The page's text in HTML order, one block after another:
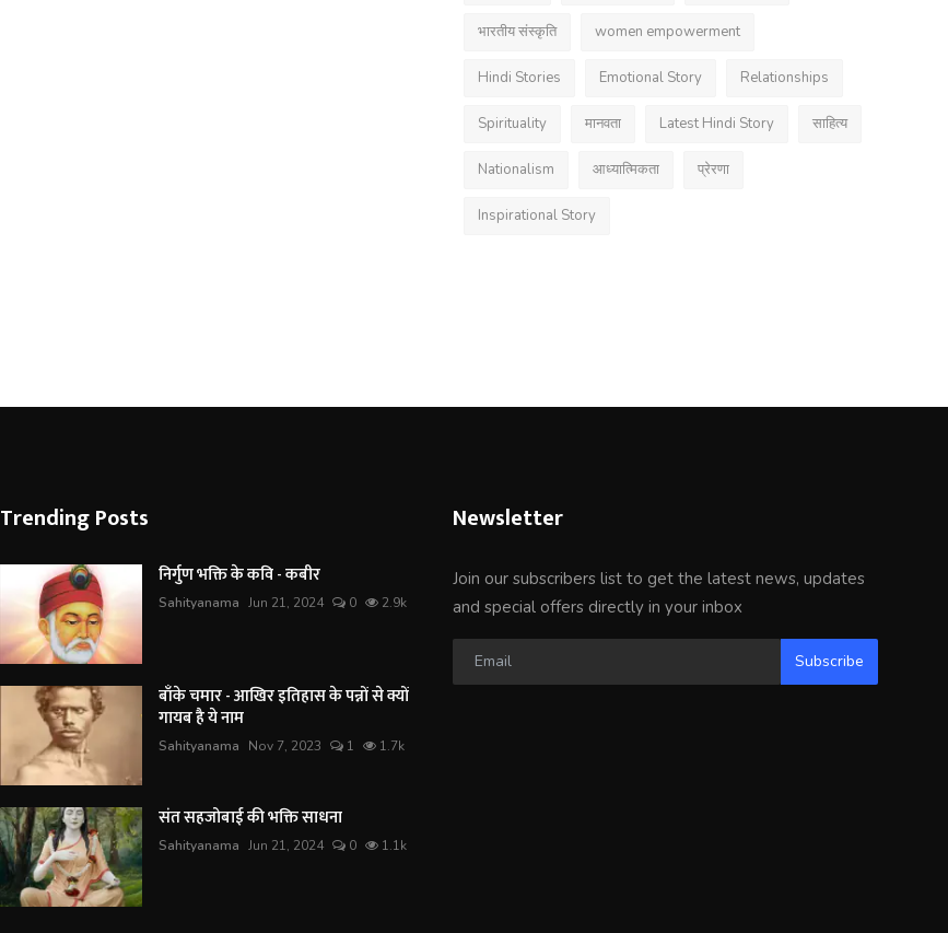
भारतीय संस्कृति women empowerment
Hindi Stories Emotional Story Relationships
Spirituality मानवता Latest Hindi Story साहित्य
Nationalism आध्यात्मिकता प्रेरणा
Inspirational Story
Trending Posts
निर्गुण भक्ति के कवि - कबीर
Sahityanama Jun 21, 2024 0 2.9k
बाँके चमार - आखिर इतिहास के पन्नों से क्यों
गायब है ये नाम
Sahityanama Nov 7, 2023 1 1.7k
संत सहजोबाई की भक्ति साधना
Sahityanama Jun 21, 2024 0 1.1k
Newsletter
Join our subscribers list to get the latest news, updates
and special offers directly in your inbox
Subscribe